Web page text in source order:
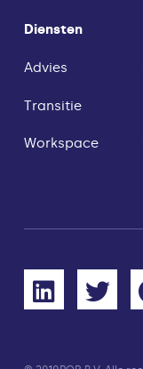
Diensten
Advies
Transitie
Workspace